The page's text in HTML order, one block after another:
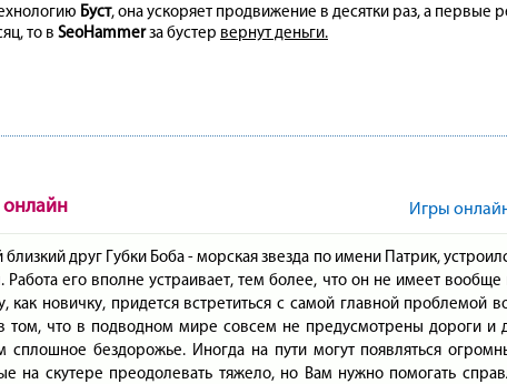
Буст, она ускоряет продвижение в десятки раз, а первые
то в SeoHammerза бустер вернут деньги.
онлайн Игры
друг Губки Боба - морская звезда по имени Патрик,
Работа его вполне устраивает, тем более, что он не имеет
как новичку, придется встретиться с самой главной проблемой
том, что в подводном мире совсем не предусмотрены дороги и
сплошное бездорожье. Иногда на пути могут появляться
на скутере преодолевать тяжело, но Вам нужно помогать